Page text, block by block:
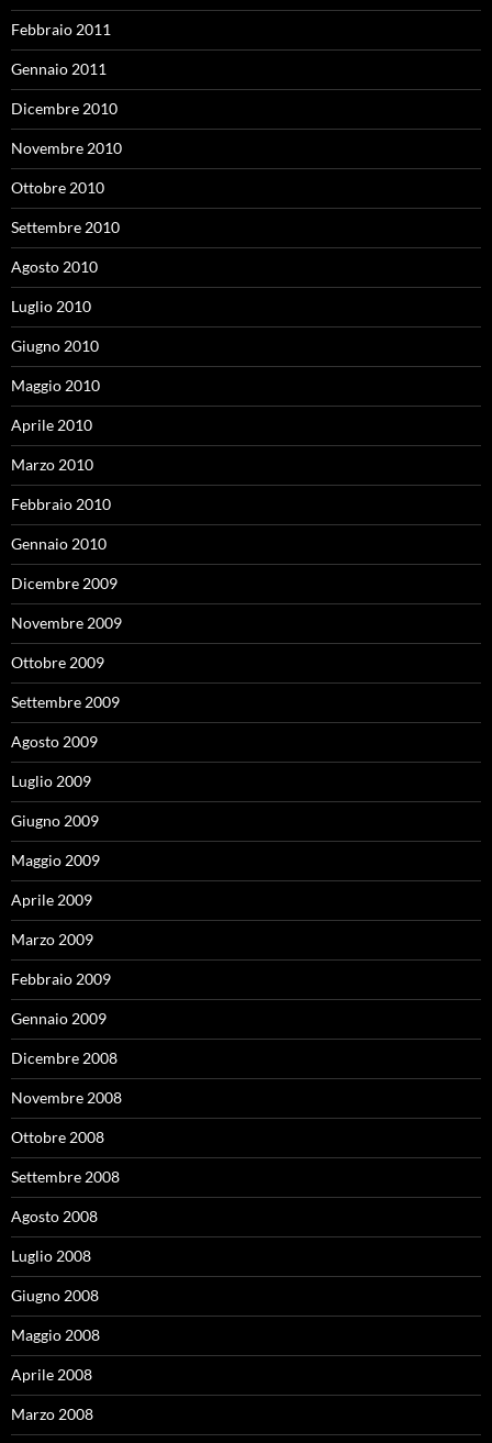
Febbraio 2011
Gennaio 2011
Dicembre 2010
Novembre 2010
Ottobre 2010
Settembre 2010
Agosto 2010
Luglio 2010
Giugno 2010
Maggio 2010
Aprile 2010
Marzo 2010
Febbraio 2010
Gennaio 2010
Dicembre 2009
Novembre 2009
Ottobre 2009
Settembre 2009
Agosto 2009
Luglio 2009
Giugno 2009
Maggio 2009
Aprile 2009
Marzo 2009
Febbraio 2009
Gennaio 2009
Dicembre 2008
Novembre 2008
Ottobre 2008
Settembre 2008
Agosto 2008
Luglio 2008
Giugno 2008
Maggio 2008
Aprile 2008
Marzo 2008